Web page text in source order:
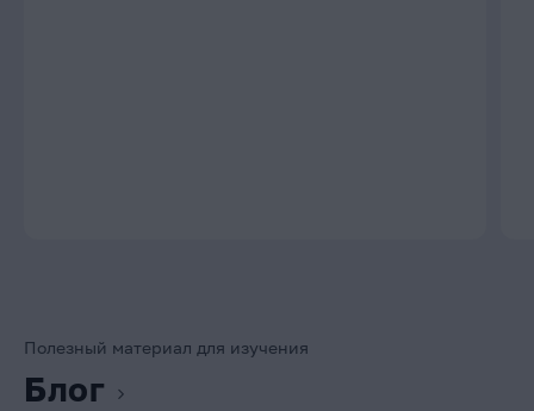
Полезный материал для изучения
Блог